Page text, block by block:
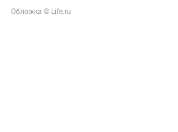
Обложка © Life.ru